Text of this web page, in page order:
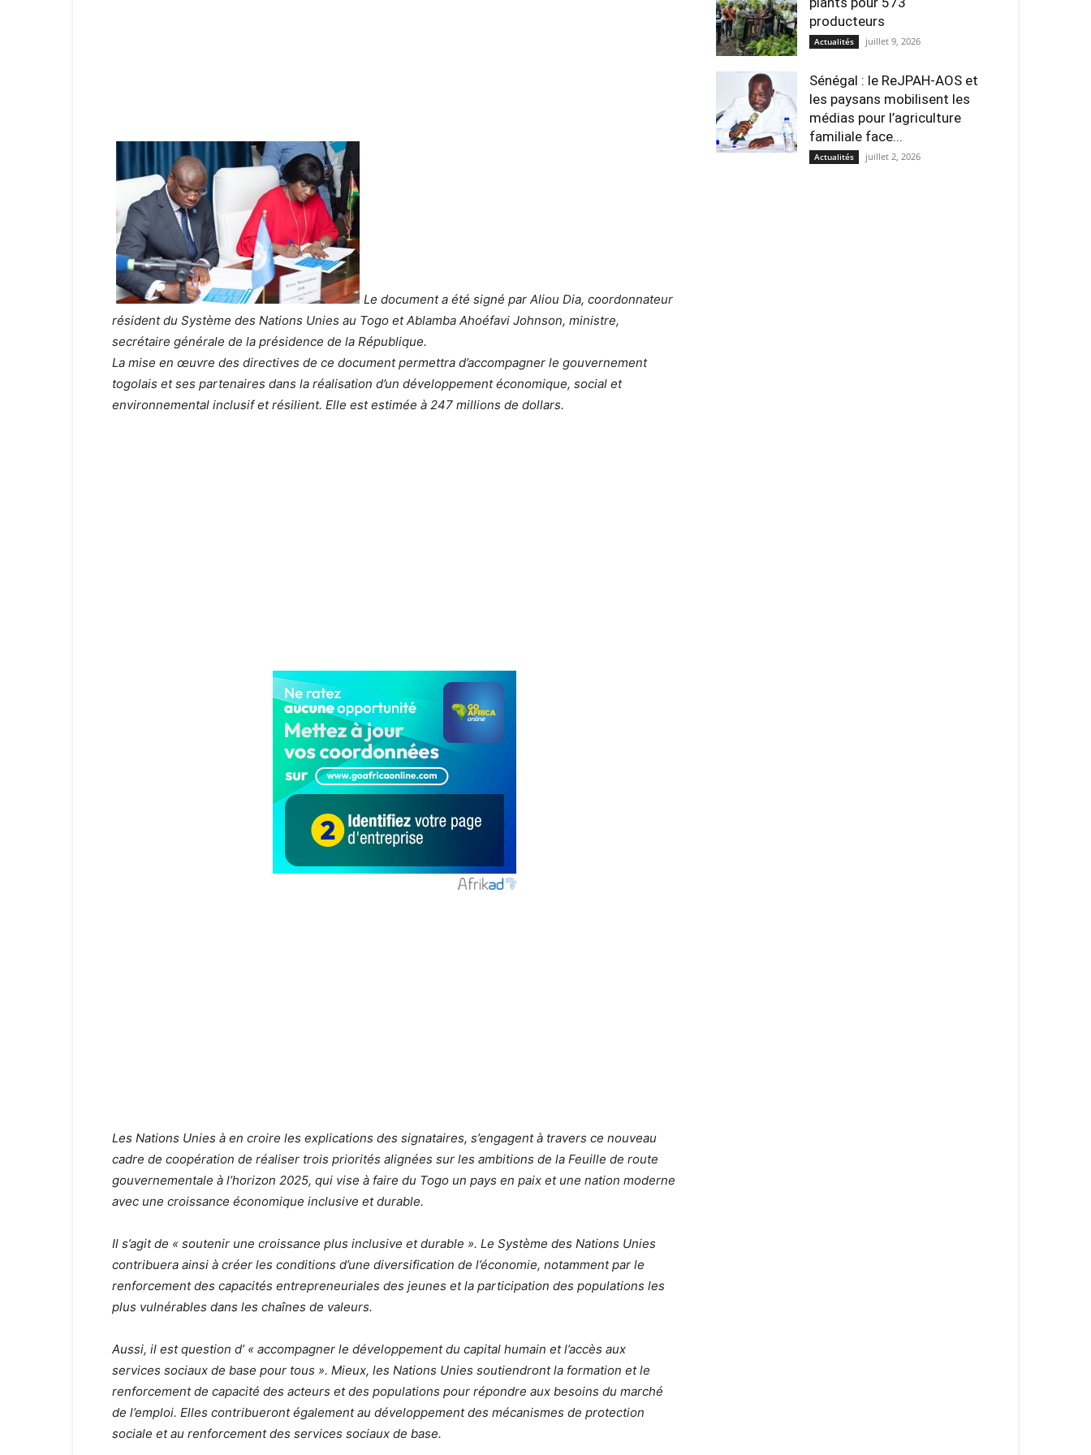
Le document a été signé par Aliou Dia, coordonnateur
résident du Système des Nations Unies au Togo et Ablamba Ahoéfavi Johnson, ministre,
secrétaire générale de la présidence de la République.
La mise en œuvre des directives de ce document permettra d’accompagner le gouvernement
togolais et ses partenaires dans la réalisation d’un développement économique, social et
environnemental inclusif et résilient. Elle est estimée à 247 millions de dollars.
Les Nations Unies à en croire les explications des signataires, s’engagent à travers ce nouveau
cadre de coopération de réaliser trois priorités alignées sur les ambitions de la Feuille de route
gouvernementale à l’horizon 2025, qui vise à faire du Togo un pays en paix et une nation moderne
avec une croissance économique inclusive et durable.
Il s’agit de « soutenir une croissance plus inclusive et durable ». Le Système des Nations Unies
contribuera ainsi à créer les conditions d’une diversification de l’économie, notamment par le
renforcement des capacités entrepreneuriales des jeunes et la participation des populations les
plus vulnérables dans les chaînes de valeurs.
Aussi, il est question d’ « accompagner le développement du capital humain et l’accès aux
services sociaux de base pour tous ». Mieux, les Nations Unies soutiendront la formation et le
renforcement de capacité des acteurs et des populations pour répondre aux besoins du marché
de l’emploi. Elles contribueront également au développement des mécanismes de protection
sociale et au renforcement des services sociaux de base.
producteurs
Actualités juillet 9, 2026
Sénégal : le ReJPAH-AOS et
les paysans mobilisent les
médias pour l’agriculture
familiale face...
Actualités juillet 2, 2026